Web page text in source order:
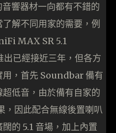
響器材一向都有不錯的
解不同用家的需要，例
MAX SR 5.1
已經接近三年，但各方
用，首先 Soundbar 備有
低音，由於備有自家的
，因此配合無線後置喇叭
的 5.1 音場，加上內置